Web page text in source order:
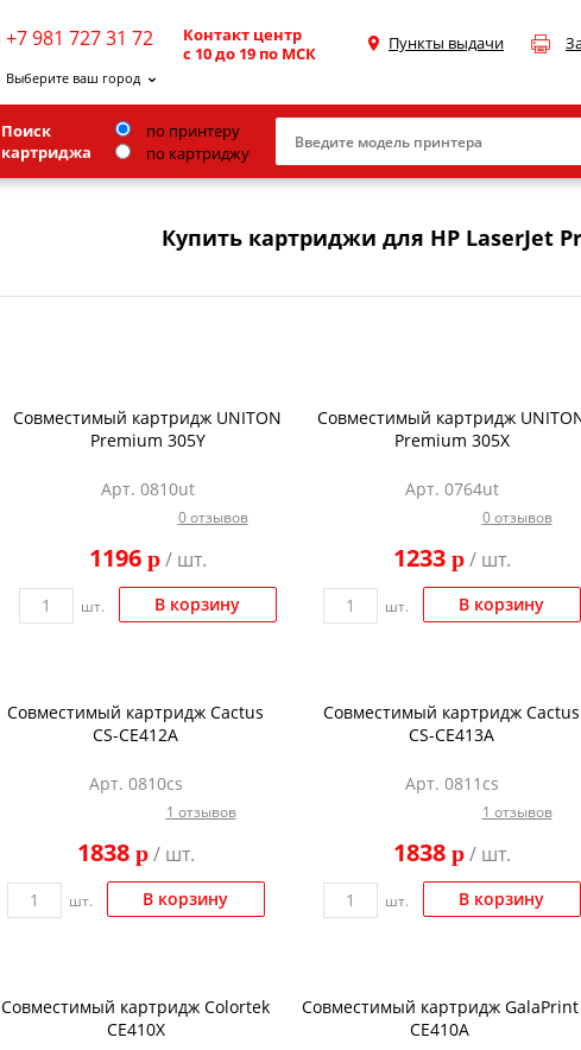
+7 981 727 31 72
Контакт центр
с 10 до 19 по МСК
Выберите ваш город
Пункты выдачи
HP
Konica Minolta
Xerox
Поиск
картриджа
по принтеру
по картриджу
Купить картриджи для HP LaserJet
Совместимый картридж UNITON
Premium 305Y
Арт. 0810ut
0 отзывов
1196 p/ шт.
шт. В корзину
Совместимый картридж
Premium 305X
Арт. 0764ut
0 отзывов
1233 p/ шт.
шт. В корзину
Совместимый картридж Cactus
CS-CE412A
Арт. 0810cs
1 отзывов
1838 p/ шт.
шт. В корзину
Совместимый картридж Cactus
CS-CE413A
Арт. 0811cs
1 отзывов
1838 p/ шт.
шт. В корзину
Совместимый картридж Colortek
CE410X
Совместимый картридж GalaPrint
CE410A